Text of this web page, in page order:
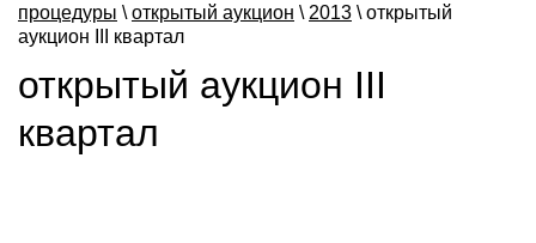
процедуры \ открытый аукцион \ 2013 \ открытый
аукцион III квартал
открытый аукцион III
квартал